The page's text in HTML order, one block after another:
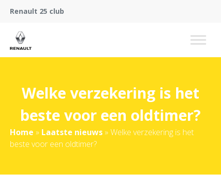
Renault 25 club
Welke verzekering is het
beste voor een oldtimer?
Home » Laatste nieuws » Welke verzekering is het
beste voor een oldtimer?